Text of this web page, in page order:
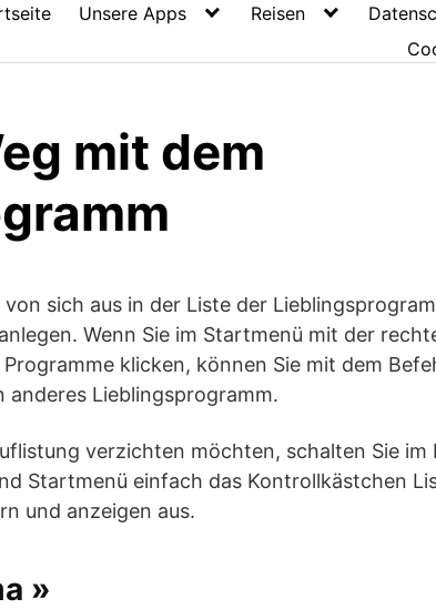
Unsere Apps Reisen
mit dem
sich aus in der Liste der
Wenn Sie im Startmenü mit der
klicken, können Sie mit dem
Lieblingsprogramm.
verzichten möchten, schalten Sie im
Startmenü einfach das Kontrollkästchen
und anzeigen aus.
»